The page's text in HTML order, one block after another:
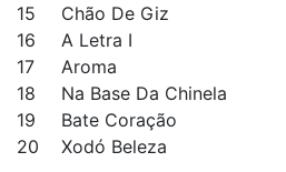
15
Chão De Giz
16
A Letra I
17
Aroma
18
Na Base Da Chinela
19
Bate Coração
20
Xodó Beleza